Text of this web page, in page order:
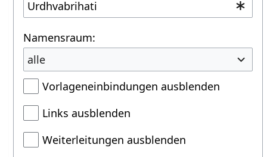
Namensraum:
alle
Vorlageneinbindungen ausblenden
Links ausblenden
Weiterleitungen ausblenden